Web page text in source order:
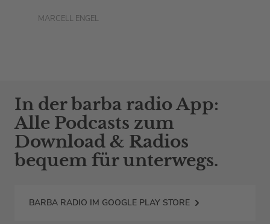
MARCELL ENGEL
In der barba radio App:
Alle Podcasts zum
Download & Radios
bequem für unterwegs.
BARBA RADIO IM GOOGLE PLAY STORE